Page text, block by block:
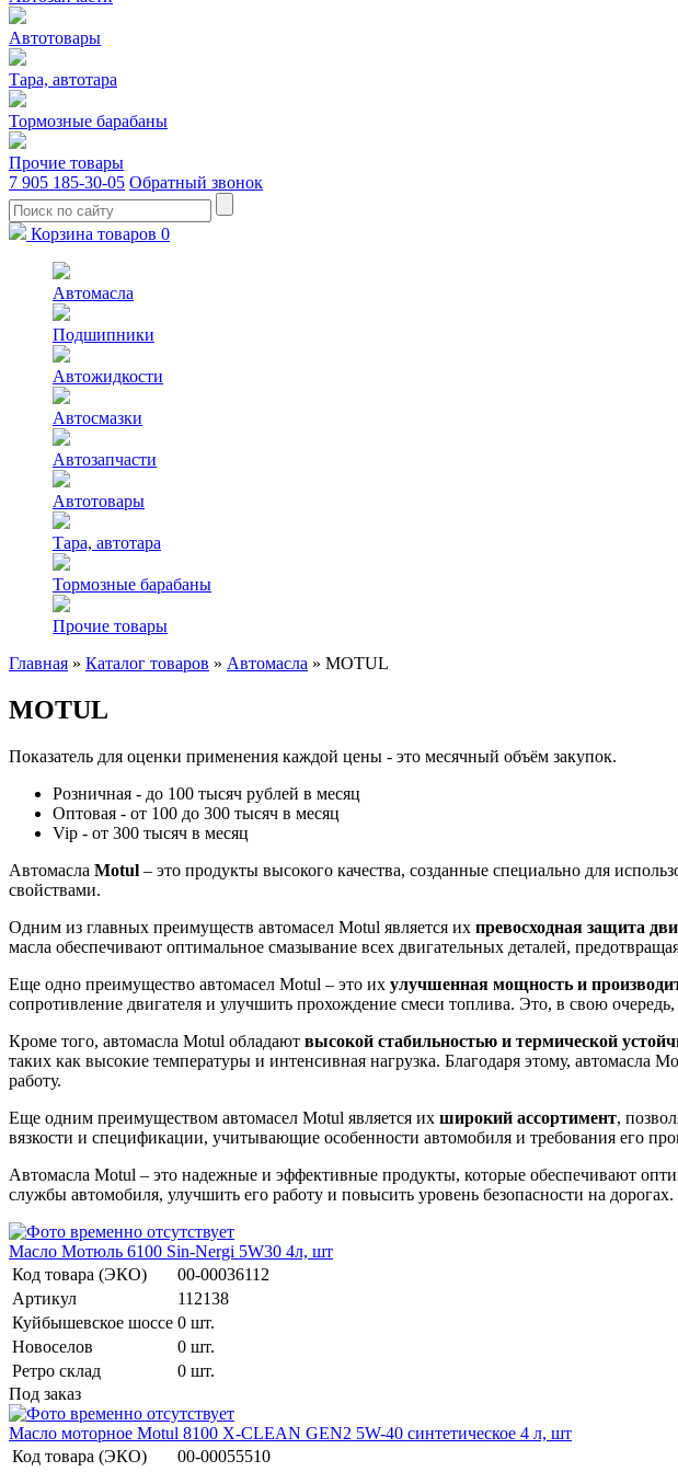
Автотовары
Тара, автотара
Тормозные барабаны
Прочие товары
7 905 185-30-05 Обратный звонок
Корзина товаров 0
Автомасла
Подшипники
Автожидкости
Автосмазки
Автозапчасти
Автотовары
Тара, автотара
Тормозные барабаны
Прочие товары
Главная » Каталог товаров » Автомасла » MOTUL
MOTUL
Показатель для оценки применения каждой цены - это месячный объём закупок.
Розничная - до 100 тысяч рублей в месяц
Оптовая - от 100 до 300 тысяч в месяц
Vip - от 300 тысяч в месяц
Автомасла Motul – это продукты высокого качества, созданные специально для
свойствами.
Одним из главных преимуществ автомасел Motul является их превосходная защита
масла обеспечивают оптимальное смазывание всех двигательных деталей,
Еще одно преимущество автомасел Motul – это их улучшенная мощность и
сопротивление двигателя и улучшить прохождение смеси топлива. Это, в свою
Кроме того, автомасла Motul обладают высокой стабильностью и термической
таких как высокие температуры и интенсивная нагрузка. Благодаря этому,
работу.
Еще одним преимуществом автомасел Motul является их широкий ассортимент,
вязкости и спецификации, учитывающие особенности автомобиля и требования его
Автомасла Motul – это надежные и эффективные продукты, которые обеспечивают
службы автомобиля, улучшить его работу и повысить уровень безопасности на дорогах.
Масло Мотюль 6100 Sin-Nergi 5W30 4л, шт
Код товара (ЭКО)
00-00036112
Артикул
112138
Куйбышевское шоссе 0 шт.
Новоселов
0 шт.
Ретро склад
0 шт.
Под заказ
Масло моторное Motul 8100 X-CLEAN GEN2 5W-40 синтетическое 4 л, шт
Код товара (ЭКО)
00-00055510